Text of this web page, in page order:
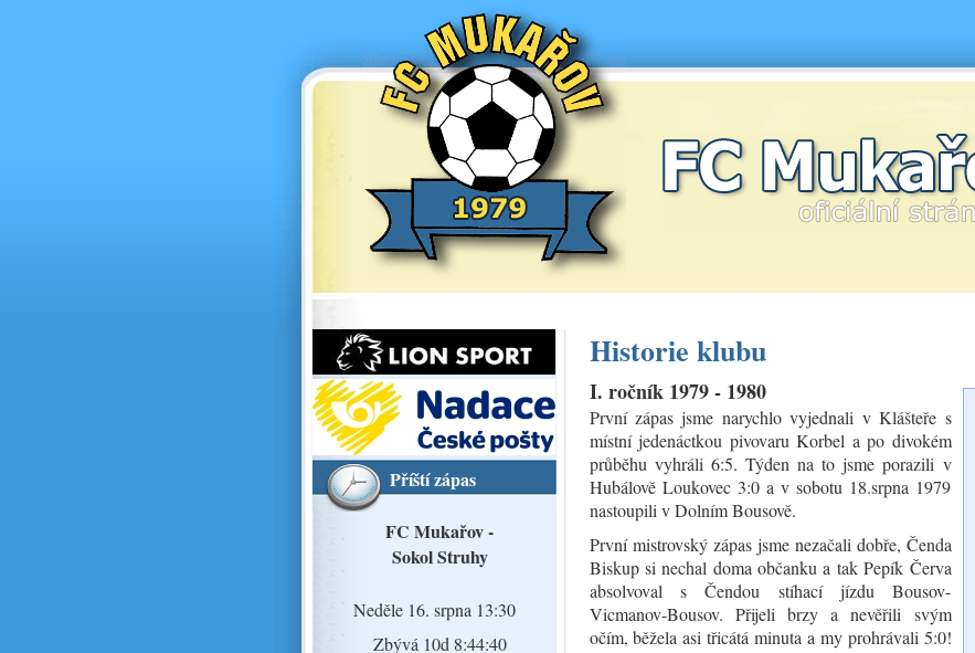
FC Mukařov
Příští zápas
FC Mukařov -
Sokol Struhy
Neděle 16. srpna 13:30
Zbývá 10d 8:44:39
Historie klubu
I. ročník 1979 - 1980
První zápas jsme narychlo vyjednali v Klášteře s
místní jedenáctkou pivovaru Korbel a po divokém
průběhu vyhráli 6:5. Týden na to jsme porazili v
Hubálově Loukovec 3:0 a v sobotu 18.srpna 1979
nastoupili v Dolním Bousově.
První mistrovský zápas jsme nezačali dobře, Čenda
Biskup si nechal doma občanku a tak Pepík Červa
absolvoval s Čendou stíhací jízdu Bousov-
Vicmanov-Bousov. Přijeli brzy a nevěřili svým
očím, běžela asi třicátá minuta a my prohrávali 5:0!